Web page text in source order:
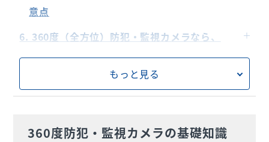
小売店
オフィス
意点
カメラの画質や録画機能の確認ポイント
6. 360度（全方位）防犯・監視カメラなら、
USENのカメラがおすすめ！
もっと見る
360度防犯・監視カメラの基礎知識